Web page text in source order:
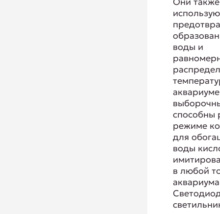
воды и
способны
режиме
для
воды
в любой